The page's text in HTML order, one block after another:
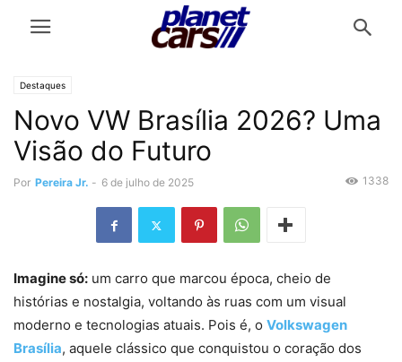
Destaques
Novo VW Brasília 2026? Uma
Visão do Futuro
Por Pereira Jr. - 6 de julho de 2025 1338
Imagine só: um carro que marcou época, cheio de
histórias e nostalgia, voltando às ruas com um visual
moderno e tecnologias atuais. Pois é, o Volkswagen
Brasília, aquele clássico que conquistou o coração dos